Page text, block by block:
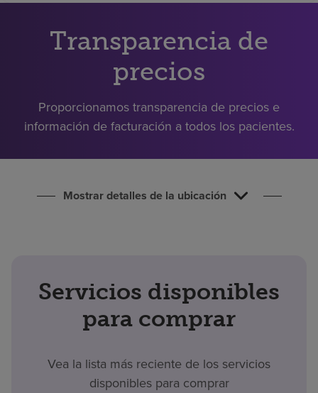
InversoresTransparencia de
precios
Proporcionamos transparencia de precios e
información de facturación a todos los pacientes.
Mostrar detalles de la ubicación
Servicios disponibles
para comprar
Vea la lista más reciente de los servicios
disponibles para comprar